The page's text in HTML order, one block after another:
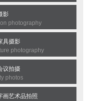
影
photography
具摄影
photography
议拍摄
photos
画艺术品拍照